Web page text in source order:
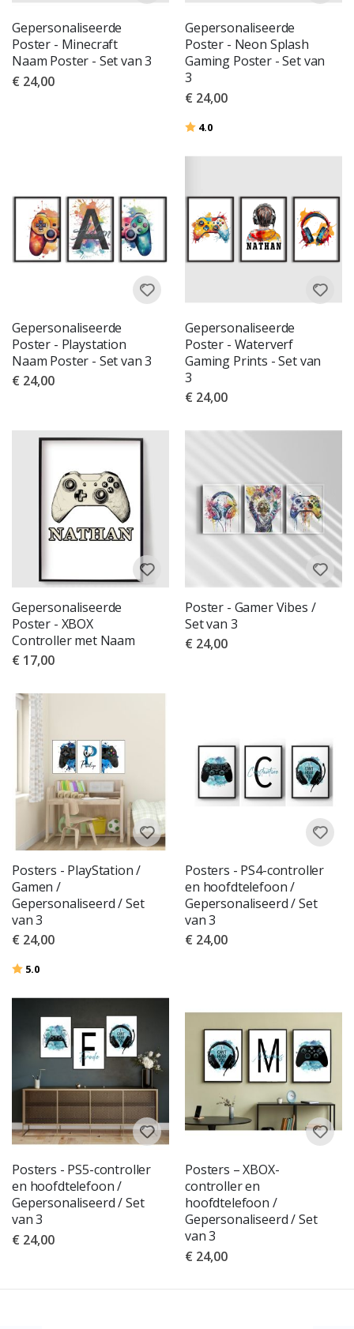
Gepersonaliseerde
Poster - Minecraft
Naam Poster - Set van 3
€ 24,00
Gepersonaliseerde
Poster - Neon Splash
Gaming Poster - Set van
3
€ 24,00
Beoordeling:
4.0
Gepersonaliseerde
Poster - Playstation
Naam Poster - Set van 3
€ 24,00
Gepersonaliseerde
Poster - Waterverf
Gaming Prints - Set van
3
€ 24,00
Gepersonaliseerde
Poster - XBOX
Controller met Naam
€ 17,00
Poster - Gamer Vibes /
Set van 3
€ 24,00
Posters - PlayStation /
Gamen /
Gepersonaliseerd / Set
van 3
€ 24,00
Beoordeling:
5.0
Posters - PS4-controller
en hoofdtelefoon /
Gepersonaliseerd / Set
van 3
€ 24,00
Posters - PS5-controller
en hoofdtelefoon /
Gepersonaliseerd / Set
van 3
€ 24,00
Posters – XBOX-
controller en
hoofdtelefoon /
Gepersonaliseerd / Set
van 3
€ 24,00